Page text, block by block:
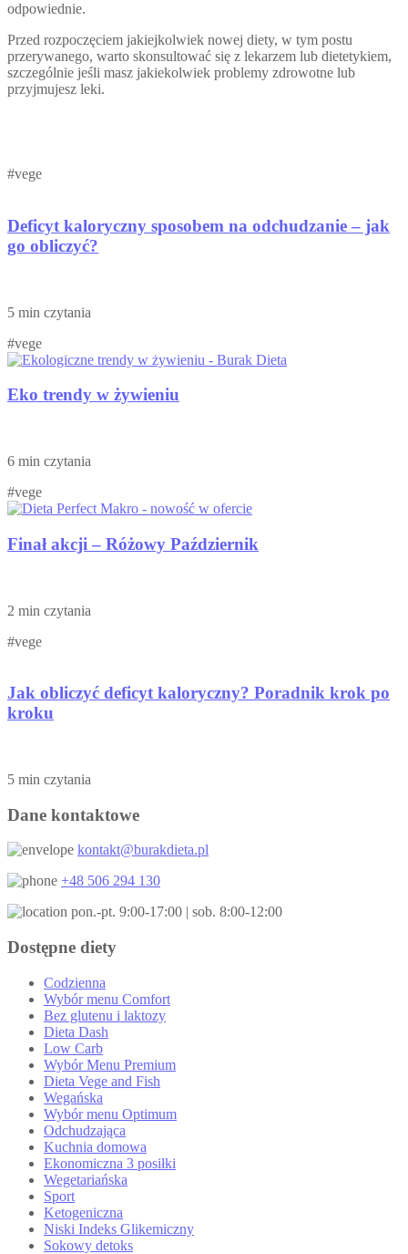
odpowiednie.
Przed rozpoczęciem jakiejkolwiek nowej diety, w tym postu
przerywanego, warto skonsultować się z lekarzem lub dietetykiem,
szczególnie jeśli masz jakiekolwiek problemy zdrowotne lub
przyjmujesz leki.
#vege
Deficyt kaloryczny sposobem na odchudzanie – jak
go obliczyć?
5 min czytania
#vege
Eko trendy w żywieniu
6 min czytania
#vege
Finał akcji – Różowy Październik
2 min czytania
#vege
Jak obliczyć deficyt kaloryczny? Poradnik krok po
kroku
5 min czytania
Dane kontaktowe
kontakt@burakdieta.pl
+48 506 294 130
pon.-pt. 9:00-17:00 | sob. 8:00-12:00
Dostępne diety
Codzienna
Wybór menu Comfort
Bez glutenu i laktozy
Dieta Dash
Low Carb
Wybór Menu Premium
Dieta Vege and Fish
Wegańska
Wybór menu Optimum
Odchudzająca
Kuchnia domowa
Ekonomiczna 3 posiłki
Wegetariańska
Sport
Ketogeniczna
Niski Indeks Glikemiczny
Sokowy detoks